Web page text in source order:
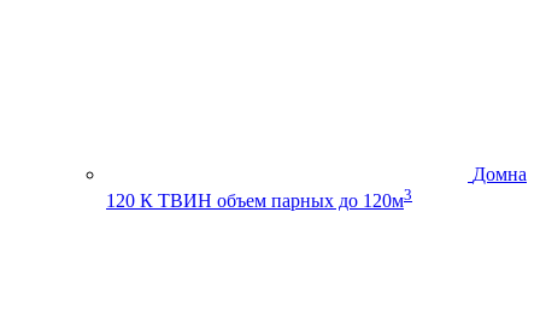
Домна
120 К ТВИН объем парных до 120м3